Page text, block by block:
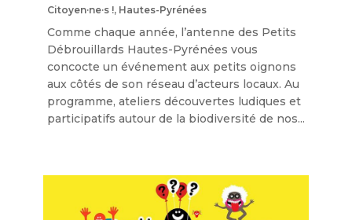
Citoyen·ne·s !, Hautes-Pyrénées
Comme chaque année, l’antenne des Petits
Débrouillards Hautes-Pyrénées vous
concocte un événement aux petits oignons
aux côtés de son réseau d’acteurs locaux. Au
programme, ateliers découvertes ludiques et
participatifs autour de la biodiversité de nos...